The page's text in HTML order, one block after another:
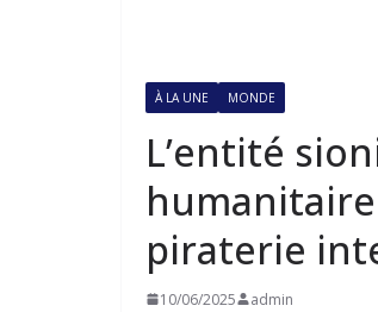
À LA UNE MONDE
L’entité
piraterie
10/06/2025 admin